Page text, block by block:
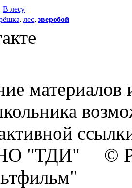
В лесу
, лес, зверобой
материалов
"ТДИ" ©